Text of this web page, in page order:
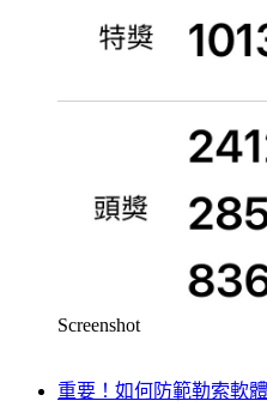
Screenshot
重要！如何防範勒索軟